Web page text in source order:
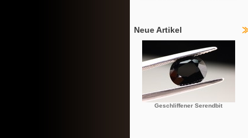
Neue Artikel
Geschliffener Serendbit